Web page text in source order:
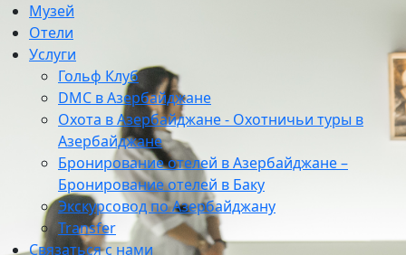
Музей
Отели
Услуги
Гольф Клуб
DMC в Азербайджане
Охота в Азербайджане - Охотничьи туры в
Азербайджане
Бронирование отелей в Азербайджане –
Бронирование отелей в Баку
Экскурсовод по Азербайджану
Transfer
Связаться с нами